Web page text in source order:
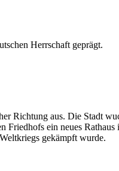
Herrschaft geprägt.
Richtung aus. Die Stadt
Friedhofs ein neues
gekämpft wurde.